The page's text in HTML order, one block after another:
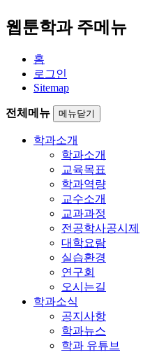
웹툰학과 주메뉴
홈
로그인
Sitemap
전체메뉴 메뉴닫기
학과소개
학과소개
교육목표
학과역량
교수소개
교과과정
전공학사공시제
대학요람
실습환경
연구회
오시는길
학과소식
공지사항
학과뉴스
학과 유튜브